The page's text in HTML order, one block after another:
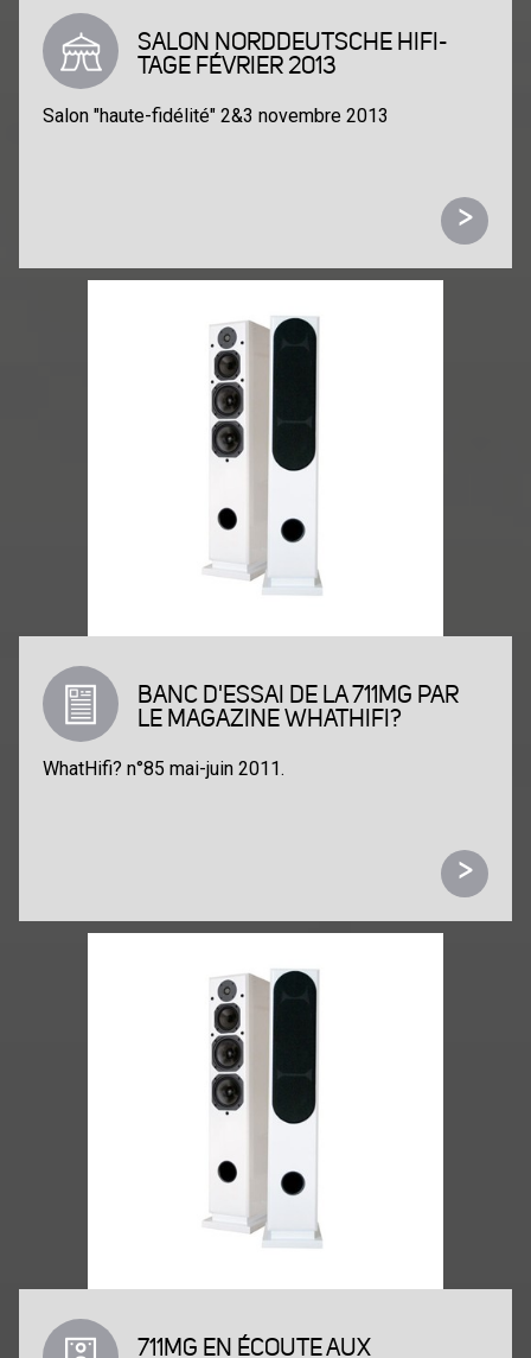
SALON NORDDEUTSCHE HIFI-
TAGE FÉVRIER 2013
Salon "haute-fidélité" 2&3 novembre 2013
>
BANC D'ESSAI DE LA 711MG PAR
LE MAGAZINE WHATHIFI?
WhatHifi? n°85 mai-juin 2011.
>
711MG EN ÉCOUTE AUX